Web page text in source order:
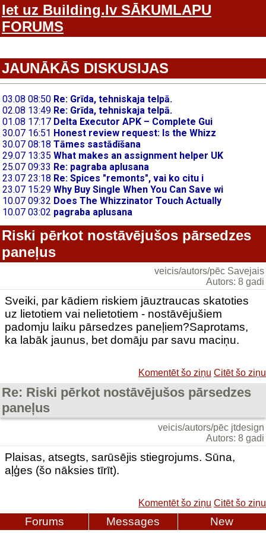
Iet uz Building.lv SĀKUMLAPU
FORUMS
JAUNĀKĀS DISKUSIJAS
Riski pērkot nostāvējušos pārsedzes
paneļus
veicis/autors/pēc Savejais
Autors: 8 gadi
Sveiki, par kādiem riskiem jāuztraucas skatoties
uz lietotiem vai nelietotiem - nostāvējušiem
padomju laiku pārsedzes paneļiem?Saprotams,
ka labāk jaunus, bet domāju par savu maciņu.
Komentēt šo ziņu Citēt šo ziņu
Re: Riski pērkot nostāvējušos pārsedzes
paneļus
veicis/autors/pēc jtdesign
Autors: 8 gadi
Plaisas, atsegts, sarūsējis stiegrojums. Sūna,
aļģes (šo nāksies tīrīt).
Komentēt šo ziņu Citēt šo ziņu
Forums Messages New